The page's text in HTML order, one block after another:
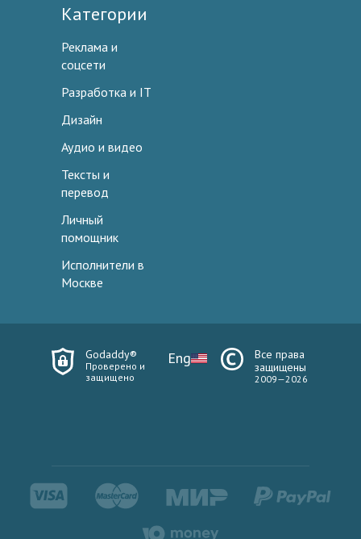
Категории
Реклама и
соцсети
Разработка и IT
Дизайн
Аудио и видео
Тексты и
перевод
Личный
помощник
Исполнители в
Москве
Godaddy®
Проверено и
защищено
Eng
Все права
защищены
2009—2026